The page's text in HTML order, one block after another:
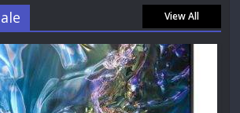
View All